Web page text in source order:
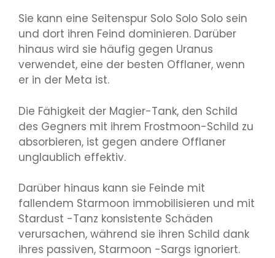
Sie kann eine Seitenspur Solo Solo Solo sein
und dort ihren Feind dominieren. Darüber
hinaus wird sie häufig gegen Uranus
verwendet, eine der besten Offlaner, wenn
er in der Meta ist.
Die Fähigkeit der Magier-Tank, den Schild
des Gegners mit ihrem Frostmoon-Schild zu
absorbieren, ist gegen andere Offlaner
unglaublich effektiv.
Darüber hinaus kann sie Feinde mit
fallendem Starmoon immobilisieren und mit
Stardust -Tanz konsistente Schäden
verursachen, während sie ihren Schild dank
ihres passiven, Starmoon -Sargs ignoriert.